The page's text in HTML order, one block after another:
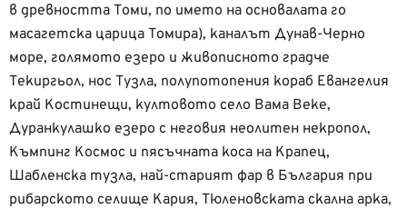
в древността Томи, по името на основалата го
масагетска царица Томира), каналът Дунав-Черно
море, голямото езеро и живописното градче
Текиргьол, нос Тузла, полупотопения кораб Евангелия
край Костинещи, култовото село Вама Веке,
Дуранкулашко езеро с неговия неолитен некропол,
Къмпинг Космос и пясъчната коса на Крапец,
Шабленска тузла, най-старият фар в България при
рибарското селище Кария, Тюленовската скална арка,